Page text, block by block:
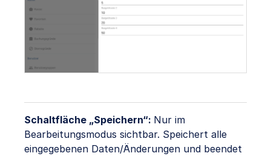
Schaltfläche „Speichern“: Nur im
Bearbeitungsmodus sichtbar. Speichert alle
eingegebenen Daten/Änderungen und beendet